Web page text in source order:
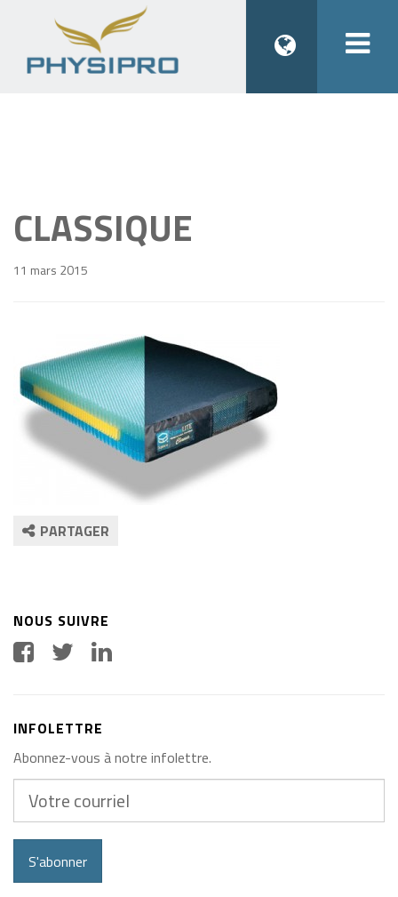
CLASSIQUE
11 mars 2015
PARTAGER
NOUS SUIVRE
INFOLETTRE
Abonnez-vous à notre infolettre.
courriel
S'abonner